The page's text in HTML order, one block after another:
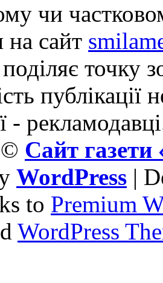
чи
на сайт
точку
публікації
-
Сайт
WordPress |
to Premium
WordPress